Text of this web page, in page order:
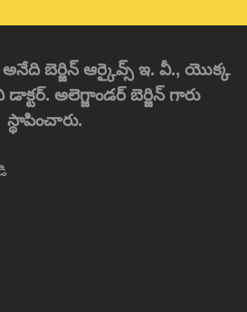
బెర్జిన్ ఆర్కైవ్స్ ఇ. వీ., యొక్క
డాక్టర్. అలెగ్జాండర్ బెర్జిన్ గారు
స్థాపించారు.